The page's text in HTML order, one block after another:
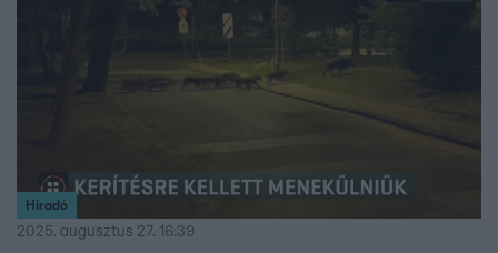
Híradó
2025. augusztus 27. 16:39